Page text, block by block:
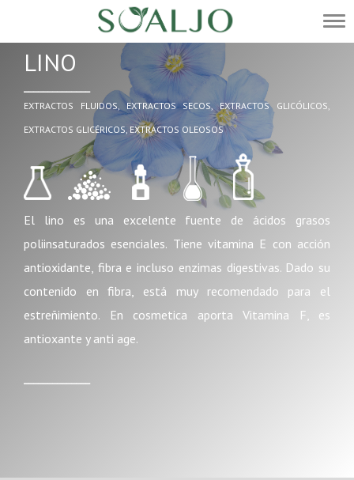
LINO
EXTRACTOS FLUIDOS, EXTRACTOS SECOS, EXTRACTOS GLICÓLICOS,
EXTRACTOS GLICÉRICOS, EXTRACTOS OLEOSOS
El lino es una excelente fuente de ácidos grasos
poliinsaturados esenciales. Tiene vitamina E con acción
antioxidante, fibra e incluso enzimas digestivas. Dado su
contenido en fibra, está muy recomendado para el
estreñimiento. En cosmetica aporta Vitamina F, es
antioxante y anti age.